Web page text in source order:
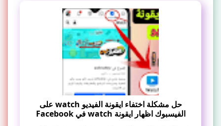
حل مشكلة اختفاء ايقونة الفيديو watch على
الفيسبوك اظهار ايقونة watch في Facebook